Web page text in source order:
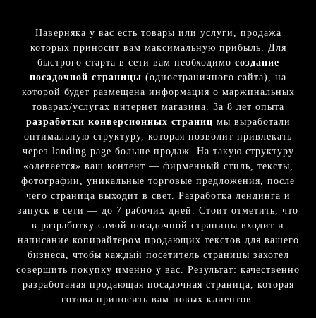
Наверняка у вас есть товары или услуги, продажа
которых приносит вам максимальную прибыль. Для
быстрого старта в сети вам необходимо создание
посадочной страницы (одностраничного сайта), на
которой будет размещена информация о маржинальных
товарах/услугах интернет магазина. За 8 лет опыта
разработки конверсионных страниц мы выработали
оптимальную структуру, которая позволит привлекать
через landing page больше продаж. На такую структуру
«одевается» ваш контент — фирменный стиль, тексты,
фотографии, уникальные торговые предложения, после
чего страница выходит в свет. Разработка лендинга и
запуск в сети — до 7 рабочих дней. Стоит отметить, что
в разработку самой посадочной страницы входит и
написание копирайтером продающих текстов для вашего
бизнеса, чтобы каждый посетитель страницы захотел
совершить покупку именно у вас. Результат: качественно
разработаная продающая посадочная страница, которая
готова приносить вам новых клиентов.